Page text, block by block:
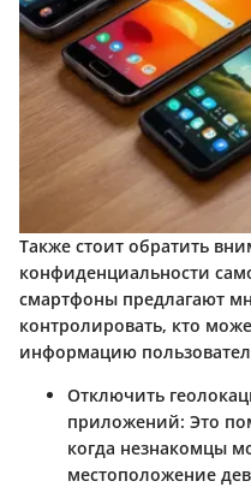
Также стоит обратить
конфиденциальности
смартфоны предлагают
контролировать, кто
информацию
Отключить
приложений: Это
когда незнакомцы
местоположение